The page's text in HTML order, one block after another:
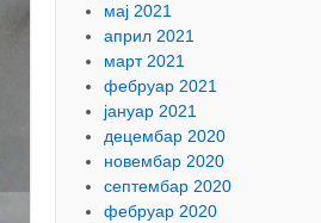
мај 2021
април 2021
март 2021
фебруар 2021
јануар 2021
децембар 2020
новембар 2020
септембар 2020
фебруар 2020